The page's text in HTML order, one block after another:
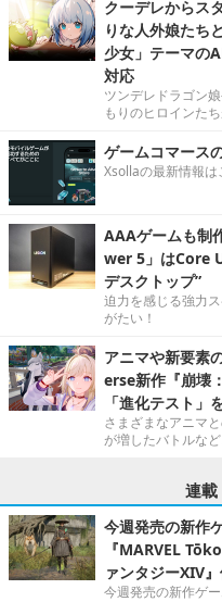
クーデレからス
りな人外娘たち
少女」テーマの
対応
ツンデレドラゴン
もりのヒロインた
ゲームコマース
Xsollaの最新情報は
AAAゲームも制
wer 5」はCore
デスクトップ”
迫力を感じる強力
がたい！
アニマや新要素
erse新作『崩壊
「進化テスト」
さまざまなアニマ
が増したバトルな
連載
今週発売の新作
『MARVEL
ァンタジーXIV
今週発売の新作ゲー